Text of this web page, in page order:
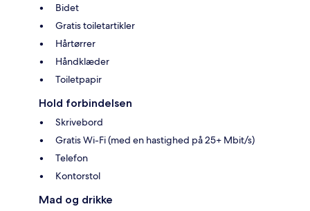
Bidet
Gratis toiletartikler
Hårtørrer
Håndklæder
Toiletpapir
Hold forbindelsen
Skrivebord
Gratis Wi-Fi (med en hastighed på 25+ Mbit/s)
Telefon
Kontorstol
Mad og drikke